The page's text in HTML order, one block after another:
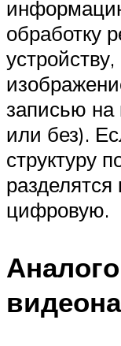
обработку
записью на
или без).
структуру
цифровую.